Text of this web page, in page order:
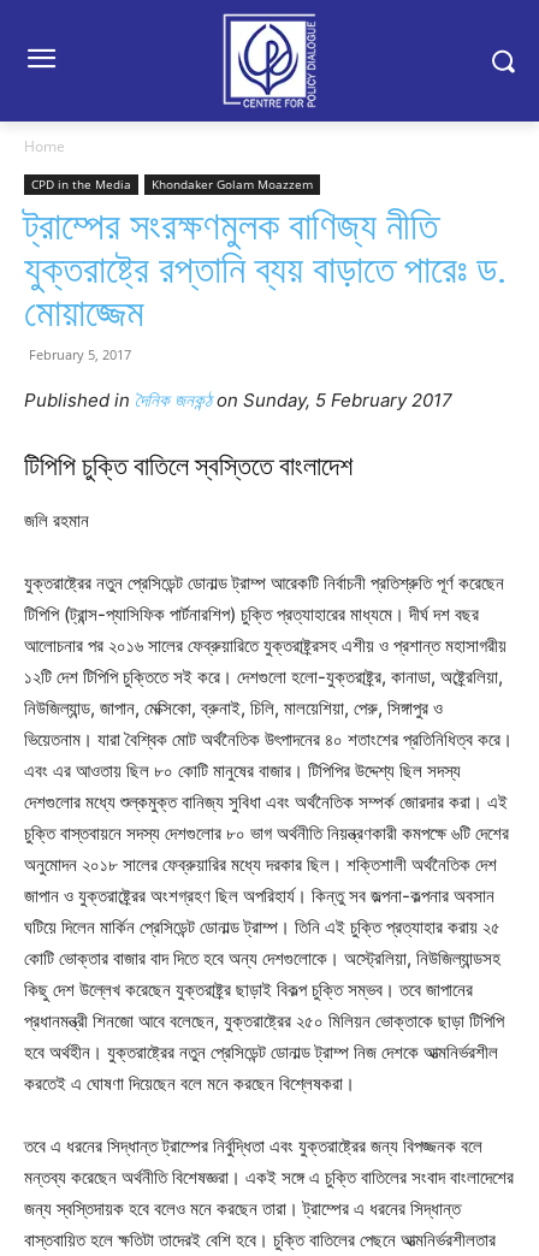
Home
CPD in the Media Khondaker Golam Moazzem
ট্রাম্পের সংরক্ষণমুলক বাণিজ্য নীতি
যুক্তরাষ্ট্রে রপ্তানি ব্যয় বাড়াতে পারেঃ ড.
মোয়াজ্জেম
February 5, 2017
Published in দৈনিক জনকন্ঠon Sunday, 5 February 2017
টিপিপি চুক্তি বাতিলে স্বস্তিতে বাংলাদেশ
জলি রহমান
যুক্তরাষ্ট্রের নতুন প্রেসিডেন্ট ডোনাল্ড ট্রাম্প আরেকটি নির্বাচনী প্রতিশ্রুতি পূর্ণ করেছেন
টিপিপি (ট্রান্স-প্যাসিফিক পার্টনারশিপ) চুক্তি প্রত্যাহারের মাধ্যমে। দীর্ঘ দশ বছর
আলোচনার পর ২০১৬ সালের ফেব্রুয়ারিতে যুক্তরাষ্ট্র্রসহ এশীয় ও প্রশান্ত মহাসাগরীয়
১২টি দেশ টিপিপি চুক্তিতে সই করে। দেশগুলো হলো-যুক্তরাষ্ট্র্র, কানাডা, অষ্ট্র্রেলিয়া,
নিউজিল্যান্ড, জাপান, মেক্সিকো, ব্রুনাই, চিলি, মালয়েশিয়া, পেরু, সিঙ্গাপুর ও
ভিয়েতনাম। যারা বৈশ্বিক মোট অর্থনৈতিক উৎপাদনের ৪০ শতাংশের প্রতিনিধিত্ব করে।
এবং এর আওতায় ছিল ৮০ কোটি মানুষের বাজার। টিপিপির উদ্দেশ্য ছিল সদস্য
দেশগুলোর মধ্যে শুল্কমুক্ত বানিজ্য সুবিধা এবং অর্থনৈতিক সম্পর্ক জোরদার করা। এই
চুক্তি বাস্তবায়নে সদস্য দেশগুলোর ৮০ ভাগ অর্থনীতি নিয়ন্ত্রণকারী কমপক্ষে ৬টি দেশের
অনুমোদন ২০১৮ সালের ফেব্রুয়ারির মধ্যে দরকার ছিল। শক্তিশালী অর্থনৈতিক দেশ
জাপান ও যুক্তরাষ্ট্র্রের অংশগ্রহণ ছিল অপরিহার্য। কিন্তু সব জল্পনা-কল্পনার অবসান
ঘটিয়ে দিলেন মার্কিন প্রেসিডেন্ট ডোনাল্ড ট্রাম্প। তিনি এই চুক্তি প্রত্যাহার করায় ২৫
কোটি ভোক্তার বাজার বাদ দিতে হবে অন্য দেশগুলোকে। অস্ট্রেলিয়া, নিউজিল্যান্ডসহ
কিছু দেশ উল্লেখ করেছেন যুক্তরাষ্ট্র্র ছাড়াই বিকল্প চুক্তি সম্ভব। তবে জাপানের
প্রধানমন্ত্রী শিনজো আবে বলেছেন, যুক্তরাষ্ট্রের ২৫০ মিলিয়ন ভোক্তাকে ছাড়া টিপিপি
হবে অর্থহীন। যুক্তরাষ্ট্রের নতুন প্রেসিডেন্ট ডোনাল্ড ট্রাম্প নিজ দেশকে আত্মনির্ভরশীল
করতেই এ ঘোষণা দিয়েছেন বলে মনে করছেন বিশ্লেষকরা।
তবে এ ধরনের সিদ্ধান্ত ট্রাম্পের নির্বুদ্ধিতা এবং যুক্তরাষ্ট্রের জন্য বিপজ্জনক বলে
মন্তব্য করেছেন অর্থনীতি বিশেষজ্ঞরা। একই সঙ্গে এ চুক্তি বাতিলের সংবাদ বাংলাদেশের
জন্য স্বস্তিদায়ক হবে বলেও মনে করছেন তারা। ট্রাম্পের এ ধরনের সিদ্ধান্ত
বাস্তবায়িত হলে ক্ষতিটা তাদেরই বেশি হবে। চুক্তি বাতিলের পেছনে আত্মনির্ভরশীলতার